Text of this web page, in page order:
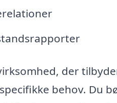
der
behov. Du